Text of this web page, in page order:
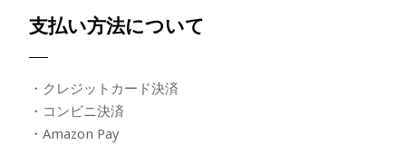
支払い方法について
・クレジットカード決済
・コンビニ決済
・Amazon Pay